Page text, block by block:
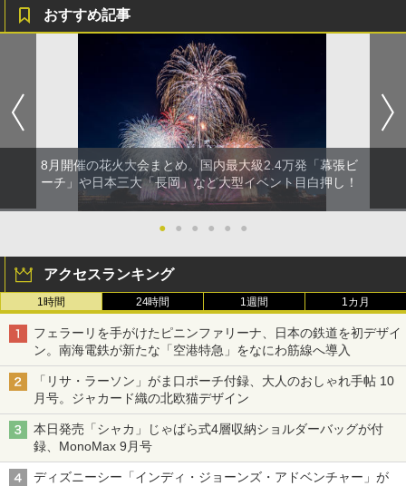
おすすめ記事
8月開催の花火大会まとめ。国内最大級2.4万発「幕張ビ
ーチ」や日本三大「長岡」など大型イベント目白押し！
● ● ● ● ● ●
アクセスランキング
1時間 24時間 1週間 1カ月
フェラーリを手がけたピニンファリーナ、日本の鉄道を初デザイ
ン。南海電鉄が新たな「空港特急」をなにわ筋線へ導入
「リサ・ラーソン」がま口ポーチ付録、大人のおしゃれ手帖 10
月号。ジャカード織の北欧猫デザイン
本日発売「シャカ」じゃばら式4層収納ショルダーバッグが付
録、MonoMax 9月号
ディズニーシー「インディ・ジョーンズ・アドベンチャー」が